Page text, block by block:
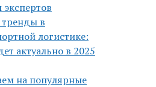
экспертов
в
логистике:
актуально в 2025
на популярные